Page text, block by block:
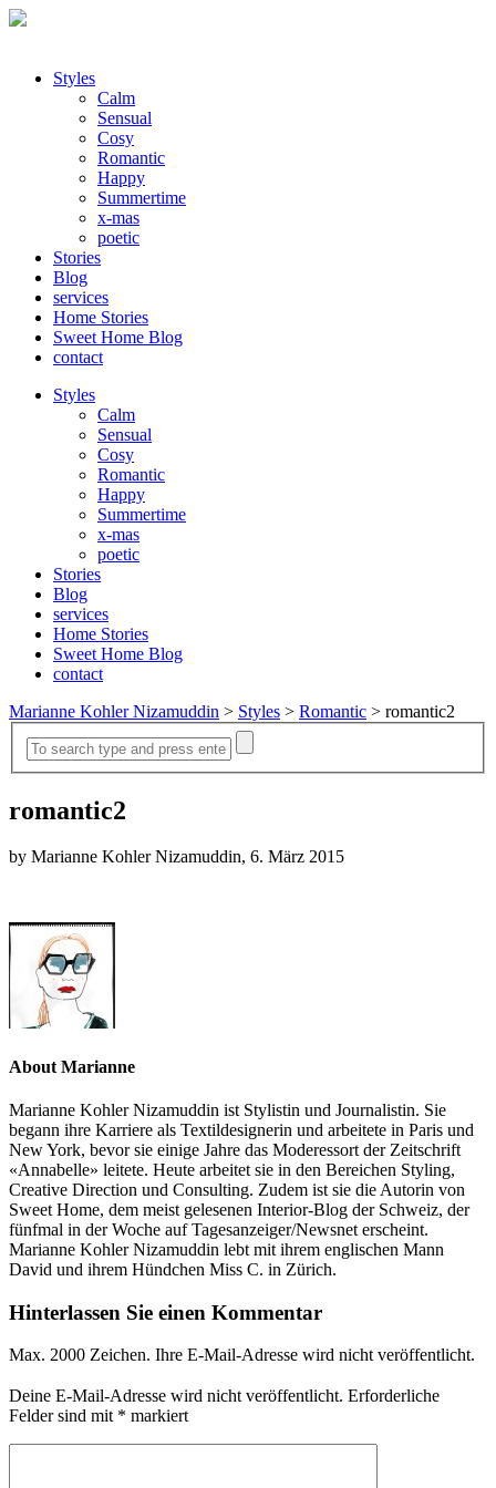
Styles
Calm
Sensual
Cosy
Romantic
Happy
Summertime
x-mas
poetic
Stories
Blog
services
Home Stories
Sweet Home Blog
contact
Styles
Calm
Sensual
Cosy
Romantic
Happy
Summertime
x-mas
poetic
Stories
Blog
services
Home Stories
Sweet Home Blog
contact
Marianne Kohler Nizamuddin > Styles > Romantic > romantic2
romantic2
by Marianne Kohler Nizamuddin, 6. März 2015
About Marianne
Marianne Kohler Nizamuddin ist Stylistin und Journalistin. Sie
begann ihre Karriere als Textildesignerin und arbeitete in Paris und
New York, bevor sie einige Jahre das Moderessort der Zeitschrift
«Annabelle» leitete. Heute arbeitet sie in den Bereichen Styling,
Creative Direction und Consulting. Zudem ist sie die Autorin von
Sweet Home, dem meist gelesenen Interior-Blog der Schweiz, der
fünfmal in der Woche auf Tagesanzeiger/Newsnet erscheint.
Marianne Kohler Nizamuddin lebt mit ihrem englischen Mann
David und ihrem Hündchen Miss C. in Zürich.
Hinterlassen Sie einen Kommentar
Max. 2000 Zeichen. Ihre E-Mail-Adresse wird nicht veröffentlicht.
Deine E-Mail-Adresse wird nicht veröffentlicht. Erforderliche
Felder sind mit * markiert